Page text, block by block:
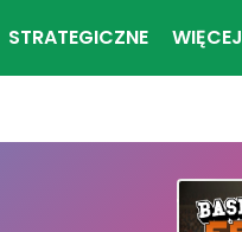
STRATEGICZNE WIĘCEJ